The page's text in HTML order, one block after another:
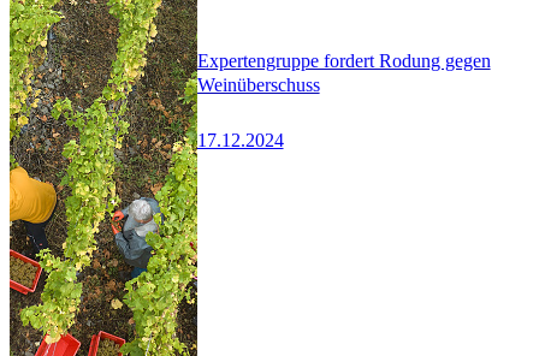
Expertengruppe fordert Rodung gegen
Weinüberschuss
17.12.2024